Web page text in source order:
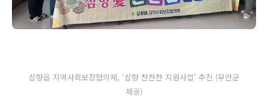
삼향읍 지역사회보장협의체, ‘삼향 찬찬찬 지원사업’ 추진 (무안군
제공)